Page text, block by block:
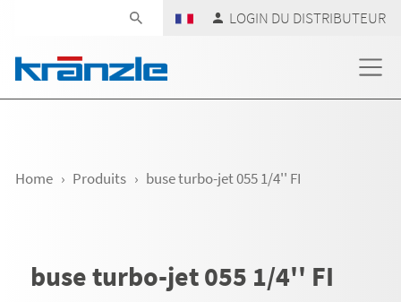
LOGIN DU DISTRIBUTEUR
Home Produits buse turbo-jet 055 1/4'' FI
buse turbo-jet 055 1/4'' FI